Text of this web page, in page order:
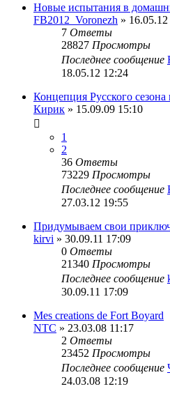
Новые испытания в
FB2012_Voronezh »
7 Ответы
28827 Просмотры
Последнее сообщение
18.05.12 12:24
Концепция Русского
Кирик » 15.09.09 15:10
1
2
36 Ответы
73229 Просмотры
Последнее сообщение
27.03.12 19:55
Придумываем свои
kirvi » 30.09.11 17:09
0 Ответы
21340 Просмотры
Последнее сообщение
30.09.11 17:09
Mes creations de Fort Boyard
NTC » 23.03.08 11:17
2 Ответы
23452 Просмотры
Последнее сообщение
24.03.08 12:19